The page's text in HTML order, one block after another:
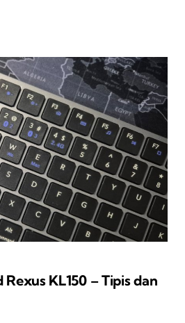
KL150 – Tipis dan